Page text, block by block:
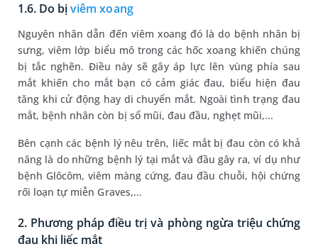
1.6. Do bịviêm xoang
Nguyên nhân dẫn đến viêm xoang đó là do bệnh nhân bị
sưng, viêm lớp biểu mô trong các hốc xoang khiến chúng
bị tắc nghẽn. Điều này sẽ gây áp lực lên vùng phía sau
mắt khiến cho mắt bạn có cảm giác đau, biểu hiện đau
tăng khi cử động hay di chuyển mắt. Ngoài tình trạng đau
mắt, bệnh nhân còn bị sổ mũi, đau đầu, nghẹt mũi,...
Bên cạnh các bệnh lý nêu trên, liếc mắt bị đau còn có khả
năng là do những bệnh lý tại mắt và đầu gây ra, ví dụ như
bệnh Glôcôm, viêm màng cứng, đau đầu chuỗi, hội chứng
rối loạn tự miễn Graves,...
2. Phương pháp điều trị và phòng ngừa triệu chứng
đau khi liếc mắt